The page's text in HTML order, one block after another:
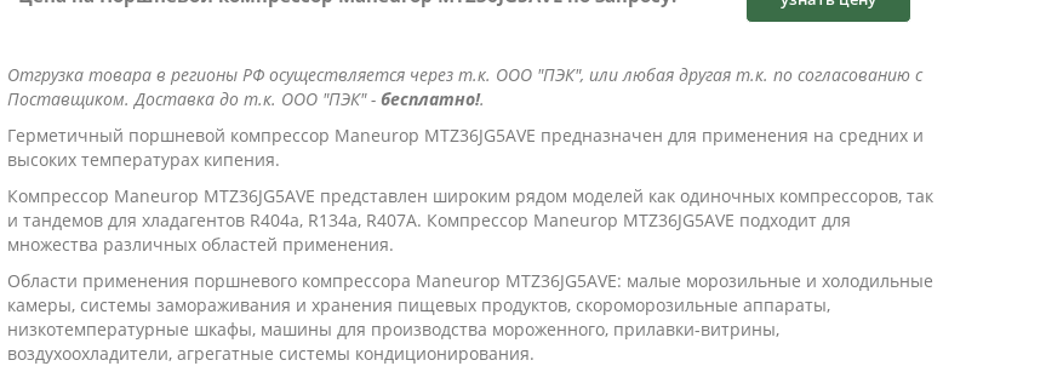
Отгрузка товара в регионы РФ осуществляется через т.к. ООО "ПЭК", или любая другая т.к. по согласованию с
Поставщиком. Доставка до т.к. ООО "ПЭК" - бесплатно!.
Герметичный поршневой компрессор Maneurop MTZ36JG5AVE предназначен для применения на средних и
высоких температурах кипения.
Компрессор Maneurop MTZ36JG5AVE представлен широким рядом моделей как одиночных компрессоров, так
и тандемов для хладагентов R404a, R134a, R407A. Компрессор Maneurop MTZ36JG5AVE подходит для
множества различных областей применения.
Области применения поршневого компрессора Maneurop MTZ36JG5AVE: малые морозильные и холодильные
камеры, системы замораживания и хранения пищевых продуктов, скороморозильные аппараты,
низкотемпературные шкафы, машины для производства мороженного, прилавки-витрины,
воздухоохладители, агрегатные системы кондиционирования.